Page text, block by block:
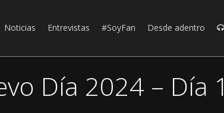
Noticias Entrevistas #SoyFan Desde adentro
Día 2024 – Día 1